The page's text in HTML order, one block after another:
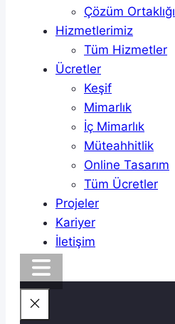
Çözüm Ortaklığı
Hizmetlerimiz
Tüm Hizmetler
Ücretler
Keşif
Mimarlık
İç Mimarlık
Müteahhitlik
Online Tasarım
Tüm Ücretler
Projeler
Kariyer
İletişim